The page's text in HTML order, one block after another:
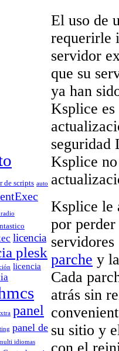
de scripts auto
licencia
plesk
licencia
panel
panel de
idiomas
El uso de
requerirle
servidor
que su
ya han
Ksplice es
seguridad
Ksplice
Ksplice le
por
parche y
Cada
atrás sin
su sitio y
con el